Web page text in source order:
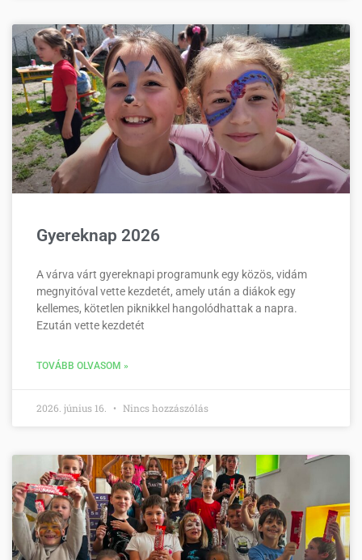
Gyereknap 2026
A várva várt gyereknapi programunk egy közös, vidám
megnyitóval vette kezdetét, amely után a diákok egy
kellemes, kötetlen piknikkel hangolódhattak a napra.
Ezután vette kezdetét
TOVÁBB OLVASOM »
2026. június 16. Nincs hozzászólás